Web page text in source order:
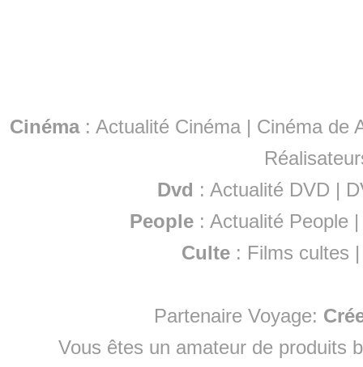
Cinéma: Actualité Cinéma | Cinéma de
Dvd : Actualité DVD |
People :Actualité People
Culte : Films cultes
Partenaire Voyage:
Vous êtes un amateur de produits